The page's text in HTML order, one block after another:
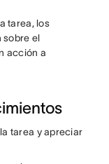
tarea, los
sobre el
acción a
tarea y apreciar